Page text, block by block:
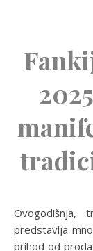
Ovogodišnja,
predstavlja
prihod od